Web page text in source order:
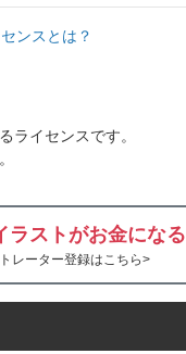
ンスとは？
ライセンスです。
ラストがお金になる
レーター登録はこちら>